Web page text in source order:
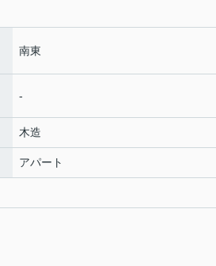
南東
-
木造
アパート